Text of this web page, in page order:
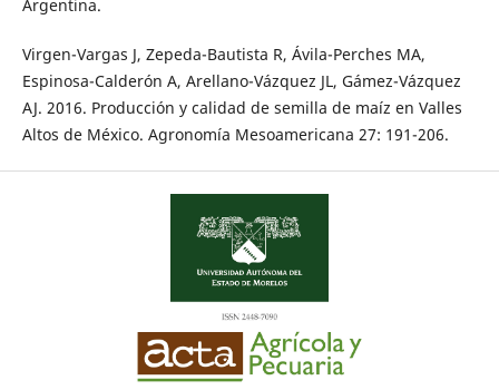
Argentina.
Virgen-Vargas J, Zepeda-Bautista R, Ávila-Perches MA,
Espinosa-Calderón A, Arellano-Vázquez JL, Gámez-Vázquez
AJ. 2016. Producción y calidad de semilla de maíz en Valles
Altos de México. Agronomía Mesoamericana 27: 191-206.